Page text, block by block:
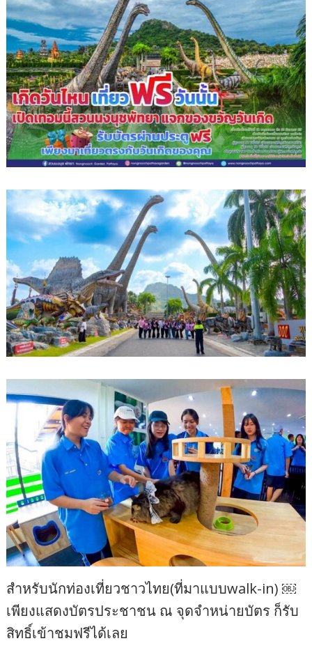
สำหรับนักท่องเที่ยวชาวไทย(ที่มาแบบwalk-in) ￼
เพียงแสดงบัตรประชาชน ณ จุดจำหน่ายบัตร ก็รับ
สิทธิ์เข้าชมฟรีได้เลย